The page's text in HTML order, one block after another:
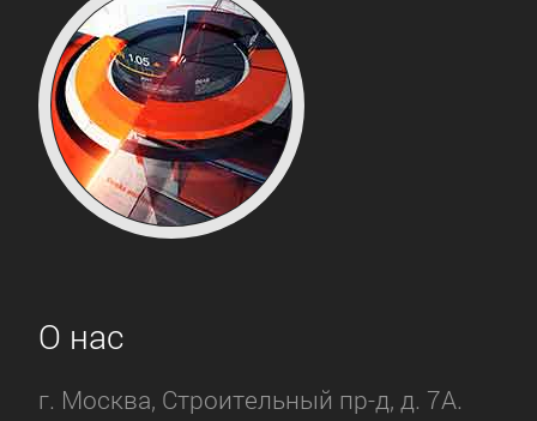
О нас
г. Москва, Строительный пр-д, д. 7А.